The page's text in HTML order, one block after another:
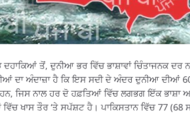
ਦਹਾਕਿਆਂ ਤੋਂ, ਦੁਨੀਆ ਭਰ ਵਿੱਚ ਭਾਸ਼ਾਵਾਂ ਚਿੰਤਾਜਨਕ ਦਰ
ਦਾ ਅੰਦਾਜ਼ਾ ਹੈ ਕਿ ਇਸ ਸਦੀ ਦੇ ਅੰਦਰ ਦੁਨੀਆ ਦੀਆਂ
ਜਿਸ ਨਾਲ ਹਰ ਦੋ ਹਫ਼ਤਿਆਂ ਵਿੱਚ ਲਗਭਗ ਇੱਕ ਭਾਸ਼ਾ
ਖਾਸ ਤੌਰ ‘ਤੇ ਸਪੱਸ਼ਟ ਹੈ। ਪਾਕਿਸਤਾਨ ਵਿੱਚ 77 (68